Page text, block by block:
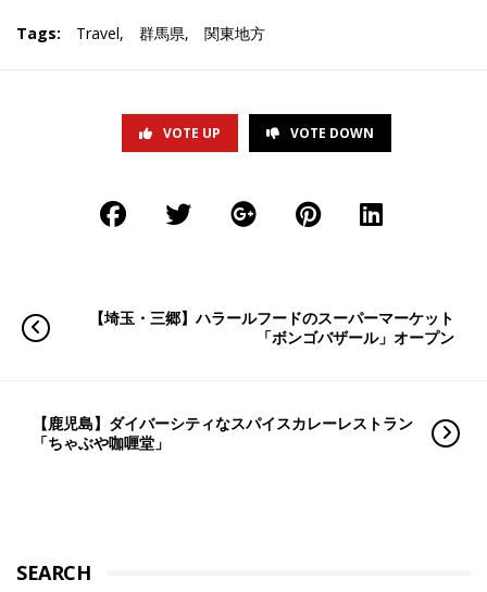
Tags: Travel, 群馬県, 関東地方
VOTE UP VOTE DOWN
【埼玉・三郷】ハラールフードのスーパーマーケット
「ボンゴバザール」オープン
【鹿児島】ダイバーシティなスパイスカレーレストラン
「ちゃぶや咖喱堂」
SEARCH